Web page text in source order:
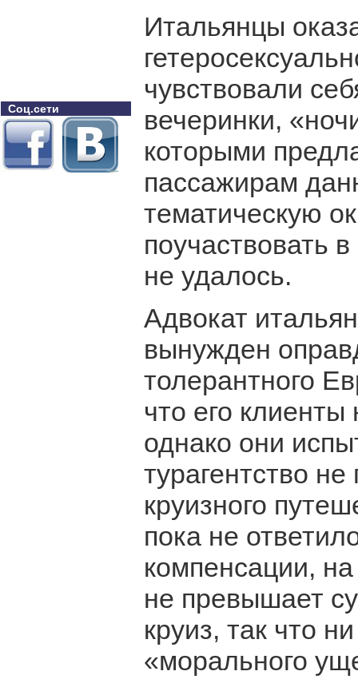
Соц.сети
Итальянцы
чувствовали
вечеринки,
которыми
пассажирам
тематическую
поучаствовать
не удалось.
Адвокат
вынужден
толерантного
что его
однако они
турагентство
круизного
пока не
компенсации,
не превышает
круиз, так что
«морального